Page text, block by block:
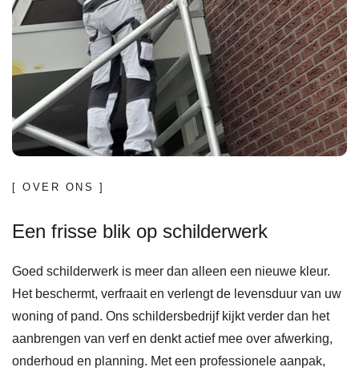
[ OVER ONS ]
Een frisse blik op schilderwerk
Goed schilderwerk is meer dan alleen een nieuwe kleur.
Het beschermt, verfraait en verlengt de levensduur van uw
woning of pand. Ons schildersbedrijf kijkt verder dan het
aanbrengen van verf en denkt actief mee over afwerking,
onderhoud en planning. Met een professionele aanpak,